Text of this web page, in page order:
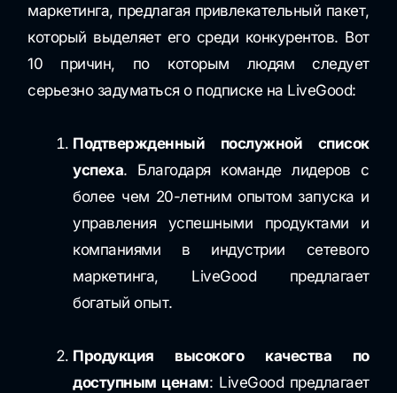
маркетинга, предлагая привлекательный пакет,
который выделяет его среди конкурентов. Вот
10 причин, по которым людям следует
серьезно задуматься о подписке на LiveGood:
Подтвержденный послужной список
успеха. Благодаря команде лидеров с
более чем 20-летним опытом запуска и
управления успешными продуктами и
компаниями в индустрии сетевого
маркетинга, LiveGood предлагает
богатый опыт.
Продукция высокого качества по
доступным ценам: LiveGood предлагает